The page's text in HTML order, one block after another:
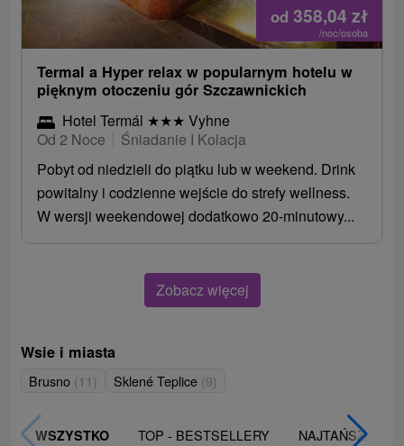
od 358,04 zł
/noc/osoba
Termal a Hyper relax w popularnym hotelu w
pięknym otoczeniu gór Szczawnickich
Hotel Termál ★★★ Vyhne
Od 2 Noce
Śniadanie I Kolacja
Pobyt od niedzieli do piątku lub w weekend. Drink
powitalny i codzienne wejście do strefy wellness.
W wersji weekendowej dodatkowo 20-minutowy...
Zobacz więcej
Wsie i miasta
Brusno (11) Sklené Teplice (9)
WSZYSTKO TOP - BESTSELLERY NAJTAŃSZE